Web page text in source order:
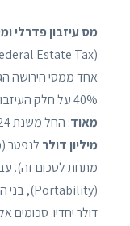
מס עיזבון פדרלי
אחד ממסי הירושה
40% על חלק העיזבון החייב במס. עם זאת, ישנו
מאוד: החל משנת 2023-2024, הפטור עומד על כ-
מיליון דולר לנפטר
מתחת לסכום זה).
דולר יחדיו.